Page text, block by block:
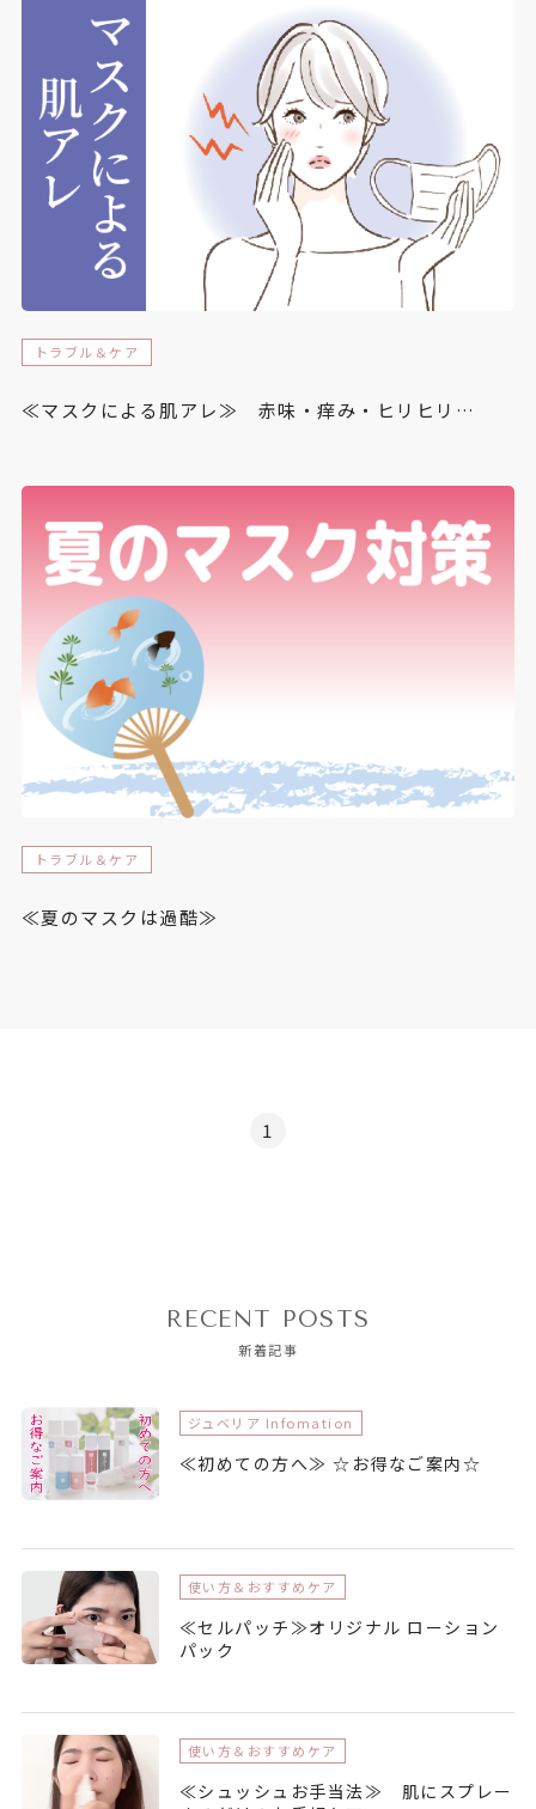
トラブル＆ケア
≪マスクによる肌アレ≫ 赤味・痒み・ヒリヒリ…
トラブル＆ケア
≪夏のマスクは過酷≫
1
RECENT POSTS
新着記事
ジュベリア Infomation
≪初めての方へ≫ ☆お得なご案内☆
使い方＆おすすめケア
≪セルパッチ≫オリジナル ローション
パック
使い方＆おすすめケア
≪シュッシュお手当法≫ 肌にスプレー